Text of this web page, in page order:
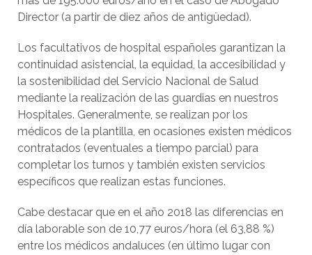
Director (a partir de diez años de antigüedad).
Los facultativos de hospital españoles garantizan la
continuidad asistencial, la equidad, la accesibilidad y
la sostenibilidad del Servicio Nacional de Salud
mediante la realización de las guardias en nuestros
Hospitales. Generalmente, se realizan por los
médicos de la plantilla, en ocasiones existen médicos
contratados (eventuales a tiempo parcial) para
completar los turnos y también existen servicios
específicos que realizan estas funciones.
Cabe destacar que en el año 2018 las diferencias en
día laborable son de 10,77 euros/hora (el 63,88 %)
entre los médicos andaluces (en último lugar con